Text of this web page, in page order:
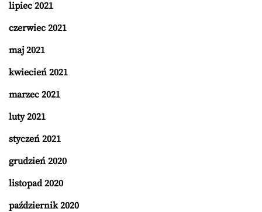
lipiec 2021
czerwiec 2021
maj 2021
kwiecień 2021
marzec 2021
luty 2021
styczeń 2021
grudzień 2020
listopad 2020
październik 2020